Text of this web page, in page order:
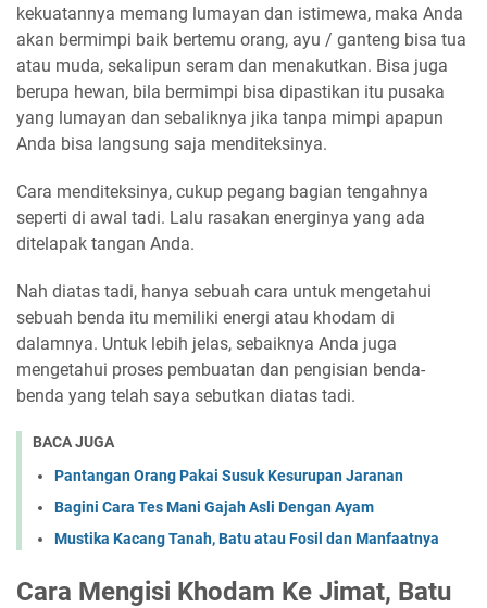
kekuatannya memang lumayan dan istimewa, maka Anda
akan bermimpi baik bertemu orang, ayu / ganteng bisa tua
atau muda, sekalipun seram dan menakutkan. Bisa juga
berupa hewan, bila bermimpi bisa dipastikan itu pusaka
yang lumayan dan sebaliknya jika tanpa mimpi apapun
Anda bisa langsung saja menditeksinya.
Cara menditeksinya, cukup pegang bagian tengahnya
seperti di awal tadi. Lalu rasakan energinya yang ada
ditelapak tangan Anda.
Nah diatas tadi, hanya sebuah cara untuk mengetahui
sebuah benda itu memiliki energi atau khodam di
dalamnya. Untuk lebih jelas, sebaiknya Anda juga
mengetahui proses pembuatan dan pengisian benda-
benda yang telah saya sebutkan diatas tadi.
BACA JUGA
Pantangan Orang Pakai Susuk Kesurupan Jaranan
Bagini Cara Tes Mani Gajah Asli Dengan Ayam
Mustika Kacang Tanah, Batu atau Fosil dan Manfaatnya
Cara Mengisi Khodam Ke Jimat, Batu